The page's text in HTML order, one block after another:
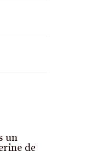
un
de